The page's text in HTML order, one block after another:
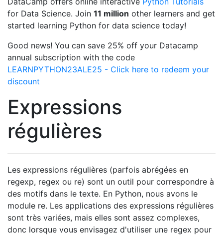
for Data Science. Join 11 million other learners and get
started learning Python for data science today!
Good news! You can save 25% off your Datacamp
annual subscription with the code
LEARNPYTHON23ALE25 - Click here to redeem your
discount
Expressions
régulières
Les expressions régulières (parfois abrégées en
regexp, regex ou re) sont un outil pour correspondre à
des motifs dans le texte. En Python, nous avons le
module re. Les applications des expressions régulières
sont très variées, mais elles sont assez complexes,
donc lorsque vous envisagez d'utiliser une regex pour